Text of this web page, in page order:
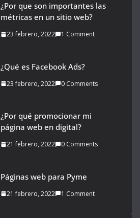
¿Por que son importantes las
métricas en un sitio web?
23 febrero, 2022 1 Comment
¿Qué es Facebook Ads?
23 febrero, 2022 0 Comments
¿Por qué promocionar mi
página web en digital?
21 febrero, 2022 0 Comments
Páginas web para Pyme
21 febrero, 2022 1 Comment